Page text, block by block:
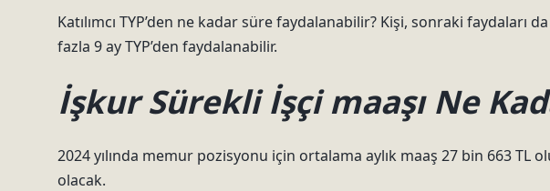
Katılımcı TYP’den ne kadar süre faydalanabilir? Kişi, sonraki faydaları
fazla 9 ay TYP’den faydalanabilir.
İşkur Sürekli İşçi maaşı Ne
2024 yılında memur pozisyonu için ortalama aylık maaş 27 bin 663 TL
olacak.